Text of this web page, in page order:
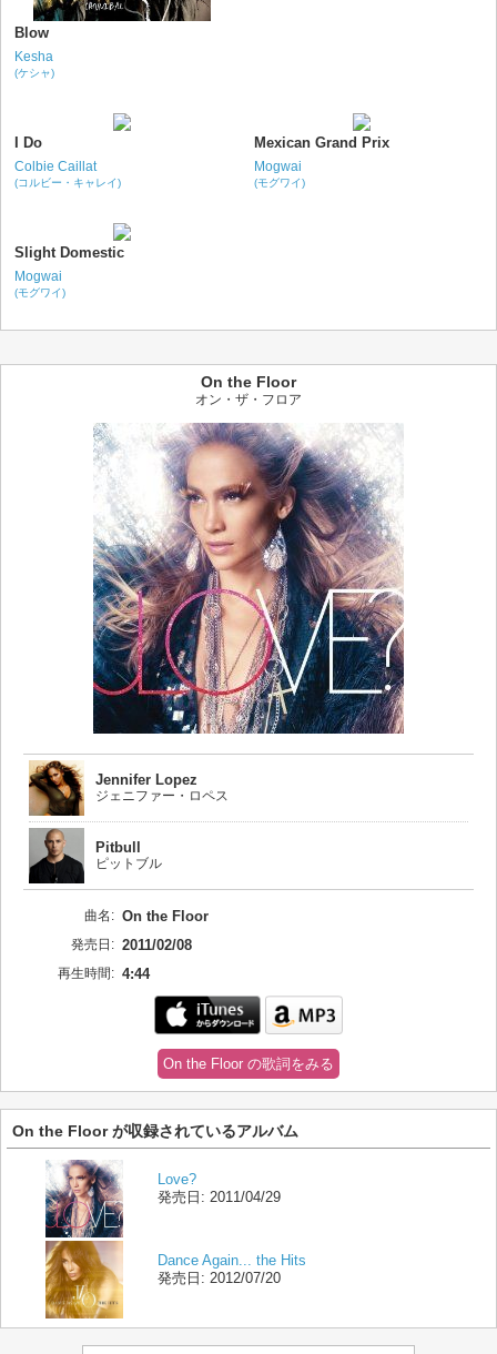
Blow
Kesha
(ケシャ)
I Do
Colbie Caillat
(コルビー・キャレイ)
Mexican Grand Prix
Mogwai
(モグワイ)
Slight Domestic
Mogwai
(モグワイ)
On the Floor
オン・ザ・フロア
Jennifer Lopez
ジェニファー・ロペス
Pitbull
ピットブル
曲名: On the Floor
発売日: 2011/02/08
再生時間: 4:44
On the Floor の歌詞をみる
On the Floor が収録されているアルバム
Love?
発売日: 2011/04/29
Dance Again... the Hits
発売日: 2012/07/20